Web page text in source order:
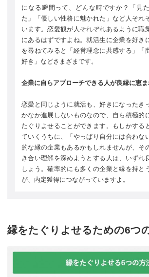
になる瞬間って、どんな時ですか？「見
た」「優しい性格に魅かれた」など人それ
います。恋愛観が人それぞれあるように職
にあるはずですよね。就活生に企業を好き
を尋ねてみると「経営理念に共感する」「
好き」などさまざまです。
企業に自らアプローチできる人が良縁に恵ま
恋愛と同じように就活も、好きになったき
かなか進展しないものなので、自ら積極的
たぐりよせることができます。もしかする
ていくうちに、「やっぱり自分には合わな
的な縁の企業もあるかもしれませんが、そ
き合い理解を深めようとする人は、いずれ
しょう。確率的にも多くの企業と縁を持と
が、内定獲得につながっていますよ。
縁をたぐりよせるための6つ